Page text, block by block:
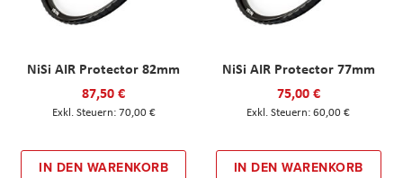
NiSi AIR Protector 82mm
87,50 €
70,00 €
IN DEN WARENKORB
NiSi AIR Protector 77mm
75,00 €
60,00 €
IN DEN WARENKORB